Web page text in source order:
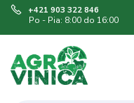
+421 903 322 846
Po - Pia: 8:00 do 16:00